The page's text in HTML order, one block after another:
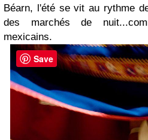
Béarn, l'été se vit au rythme
des marchés de
mexicains.
Save